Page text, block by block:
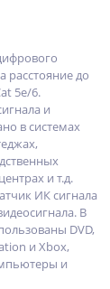
расстояние до
5e/6.
и
в системах
и т.д.
ИК сигнала
В
DVD,
и Xbox,
и